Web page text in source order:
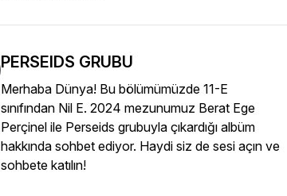
PERSEIDS GRUBU
Merhaba Dünya! Bu bölümümüzde 11-E
sınıfından Nil E. 2024 mezunumuz Berat Ege
Perçinel ile Perseids grubuyla çıkardığı albüm
hakkında sohbet ediyor. Haydi siz de sesi açın ve
sohbete katılın!